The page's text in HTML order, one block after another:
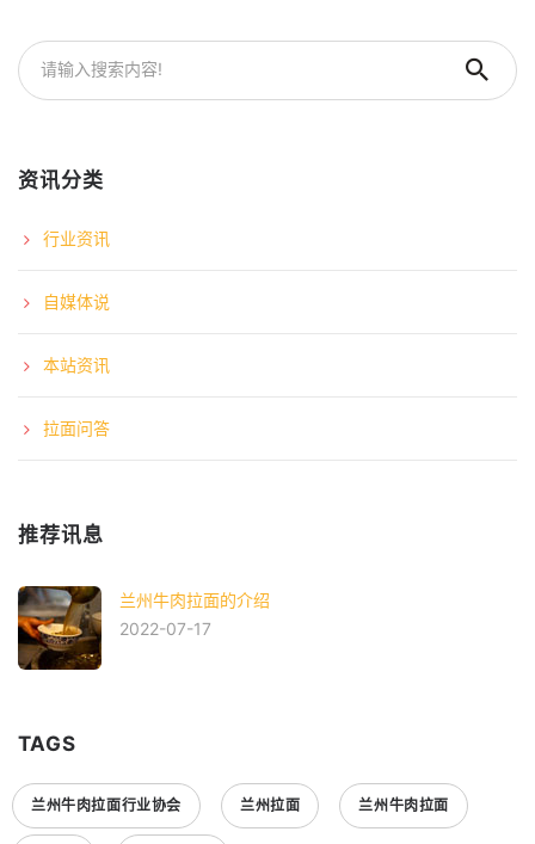
资讯分类
行业资讯
自媒体说
本站资讯
拉面问答
推荐讯息
兰州牛肉拉面的介绍
2022-07-17
TAGS
兰州牛肉拉面行业协会 兰州拉面 兰州牛肉拉面